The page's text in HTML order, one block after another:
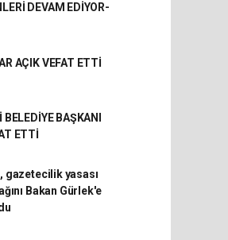
DEVAM EDİYOR-
AÇIK VEFAT ETTİ
BELEDİYE BAŞKANI
ETTİ
gazetecilik yasası
Bakan Gürlek'e